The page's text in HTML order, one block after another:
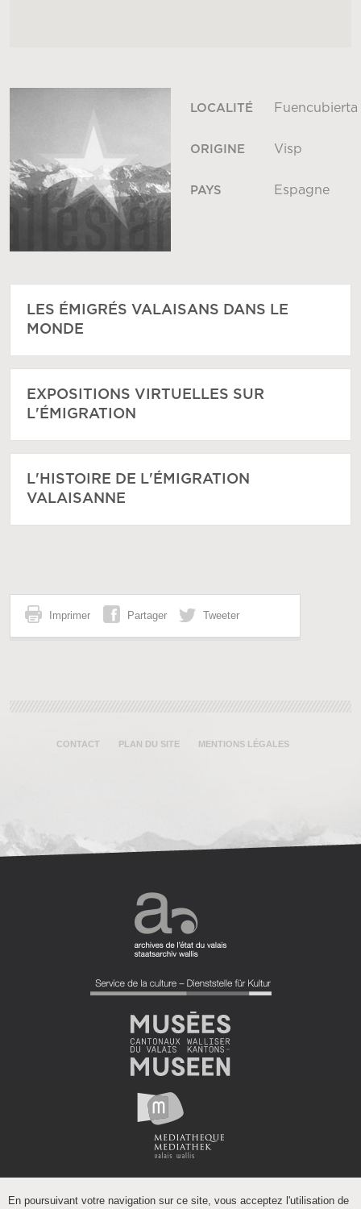
LOCALITÉ Fuencubierta
ORIGINE Visp
PAYS Espagne
LES ÉMIGRÉS VALAISANS DANS LE
MONDE
EXPOSITIONS VIRTUELLES SUR
L'ÉMIGRATION
L'HISTOIRE DE L'ÉMIGRATION
VALAISANNE
Imprimer Partager Tweeter
CONTACT PLAN DU SITE MENTIONS LÉGALES
En poursuivant votre navigation sur ce site, vous acceptez l'utilisation de